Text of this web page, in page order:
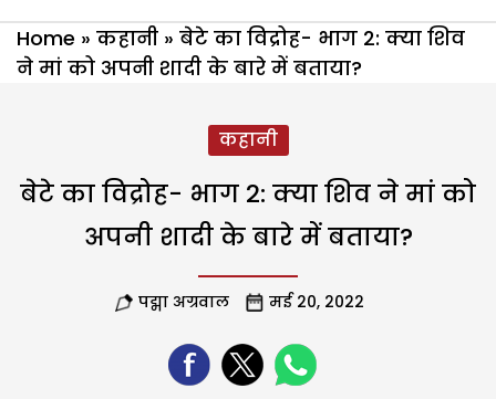
Home » कहानी » बेटे का विद्रोह- भाग 2: क्या शिव
ने मां को अपनी शादी के बारे में बताया?
कहानी
बेटे का विद्रोह- भाग 2: क्या शिव ने मां को
अपनी शादी के बारे में बताया?
पद्मा अग्रवाल मई 20, 2022